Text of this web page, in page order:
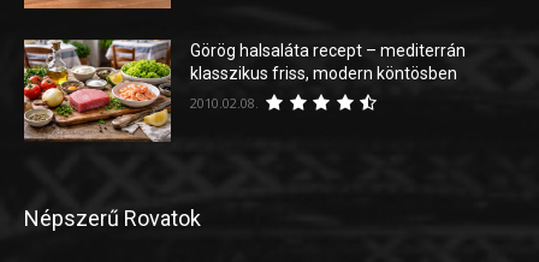
Görög halsaláta recept – mediterrán
klasszikus friss, modern köntösben
2010.02.08.
Népszerű Rovatok